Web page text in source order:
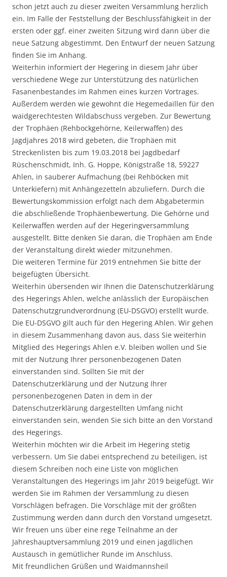
schon jetzt auch zu dieser zweiten Versammlung herzlich
ein. Im Falle der Feststellung der Beschlussfähigkeit in der
ersten oder ggf. einer zweiten Sitzung wird dann über die
neue Satzung abgestimmt. Den Entwurf der neuen Satzung
finden Sie im Anhang.
Weiterhin informiert der Hegering in diesem Jahr über
verschiedene Wege zur Unterstützung des natürlichen
Fasanenbestandes im Rahmen eines kurzen Vortrages.
Außerdem werden wie gewohnt die Hegemedaillen für den
waidgerechtesten Wildabschuss vergeben. Zur Bewertung
der Trophäen (Rehbockgehörne, Keilerwaffen) des
Jagdjahres 2018 wird gebeten, die Trophäen mit
Streckenlisten bis zum 19.03.2018 bei Jagdbedarf
Rüschenschmidt, Inh. G. Hoppe, Königstraße 18, 59227
Ahlen, in sauberer Aufmachung (bei Rehböcken mit
Unterkiefern) mit Anhängezetteln abzuliefern. Durch die
Bewertungskommission erfolgt nach dem Abgabetermin
die abschließende Trophäenbewertung. Die Gehörne und
Keilerwaffen werden auf der Hegeringversammlung
ausgestellt. Bitte denken Sie daran, die Trophäen am Ende
der Veranstaltung direkt wieder mitzunehmen.
Die weiteren Termine für 2019 entnehmen Sie bitte der
beigefügten Übersicht.
Weiterhin übersenden wir Ihnen die Datenschutzerklärung
des Hegerings Ahlen, welche anlässlich der Europäischen
Datenschutzgrundverordnung (EU-DSGVO) erstellt wurde.
Die EU-DSGVO gilt auch für den Hegering Ahlen. Wir gehen
in diesem Zusammenhang davon aus, dass Sie weiterhin
Mitglied des Hegerings Ahlen e.V. bleiben wollen und Sie
mit der Nutzung Ihrer personenbezogenen Daten
einverstanden sind. Sollten Sie mit der
Datenschutzerklärung und der Nutzung Ihrer
personenbezogenen Daten in dem in der
Datenschutzerklärung dargestellten Umfang nicht
einverstanden sein, wenden Sie sich bitte an den Vorstand
des Hegerings.
Weiterhin möchten wir die Arbeit im Hegering stetig
verbessern. Um Sie dabei entsprechend zu beteiligen, ist
diesem Schreiben noch eine Liste von möglichen
Veranstaltungen des Hegerings im Jahr 2019 beigefügt. Wir
werden Sie im Rahmen der Versammlung zu diesen
Vorschlägen befragen. Die Vorschläge mit der größten
Zustimmung werden dann durch den Vorstand umgesetzt.
Wir freuen uns über eine rege Teilnahme an der
Jahreshauptversammlung 2019 und einen jagdlichen
Austausch in gemütlicher Runde im Anschluss.
Mit freundlichen Grüßen und Waidmannsheil